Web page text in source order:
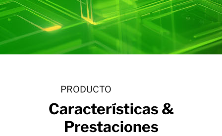
PRODUCTO
Características &
Prestaciones